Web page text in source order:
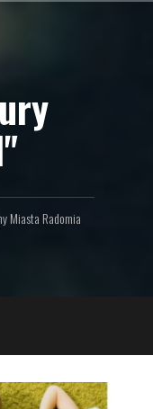
Miasta Radomia